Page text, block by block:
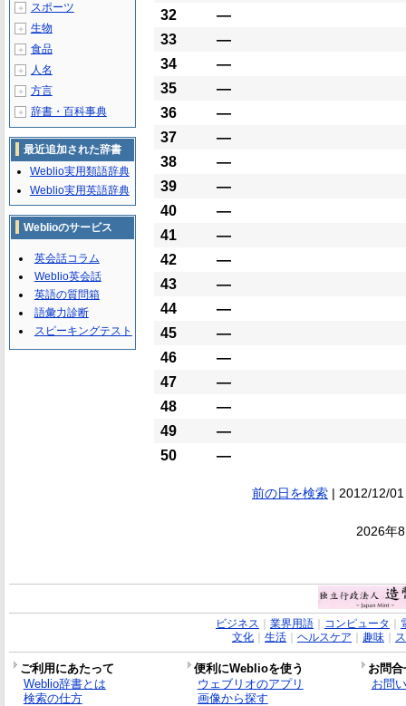
32
―
33
―
34
―
35
―
36
―
37
―
38
―
39
―
40
―
41
―
42
―
43
―
44
―
45
―
46
―
47
―
48
―
49
―
50
―
前の日を検索| 2012/12/
2026年
＋ スポーツ
＋ 生物
＋ 食品
＋ 人名
＋ 方言
＋ 辞書・百科事典
最近追加された辞書
Weblio実用類語辞典
Weblio実用英語辞典
Weblioのサービス
英会話コラム
Weblio英会話
英語の質問箱
語彙力診断
スピーキングテスト
ビジネス 業界用語｜ コンピュータ
文化｜ 生活｜ ヘルスケア 趣味｜
ご利用にあたって 便利にWeblioを使う
お問
Weblio辞書とは
検索の仕方
ウェブリオのアプリ
画像から探す
お問